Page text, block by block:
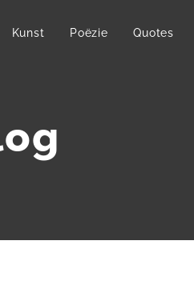
Kunst Poëzie Quotes